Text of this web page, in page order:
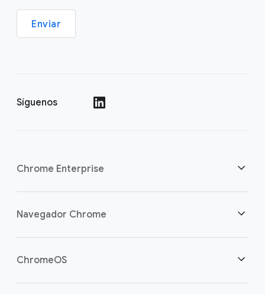
Enviar
Síguenos
Chrome Enterprise
Seguridad
Navegador Chrome
Descripción general
ChromeOS